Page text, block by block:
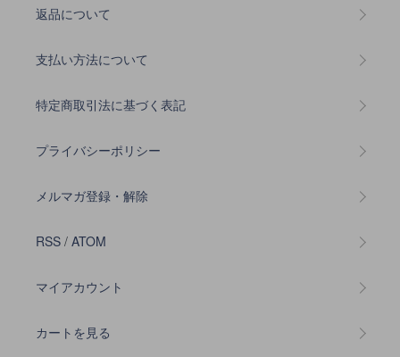
返品について
支払い方法について
特定商取引法に基づく表記
プライバシーポリシー
メルマガ登録・解除
RSS / ATOM
マイアカウント
カートを見る